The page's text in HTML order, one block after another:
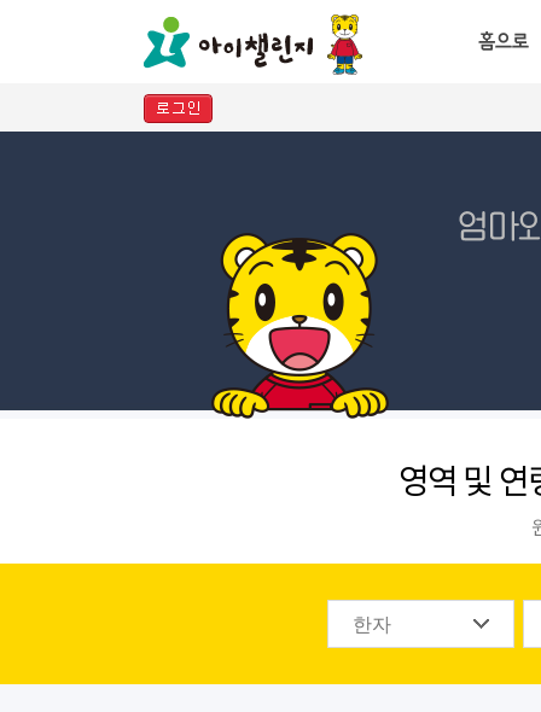
영역 및